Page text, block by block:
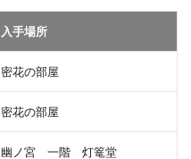
入手場所
密花の部屋
密花の部屋
幽ノ宮 一階 灯篭堂